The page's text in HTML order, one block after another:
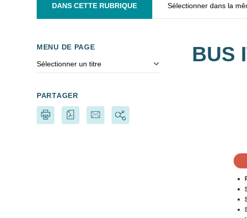
DANS CETTE RUBRIQUE Sélectionner dans la
MENU DE PAGE
Sélectionner un titre
PARTAGER
BUS